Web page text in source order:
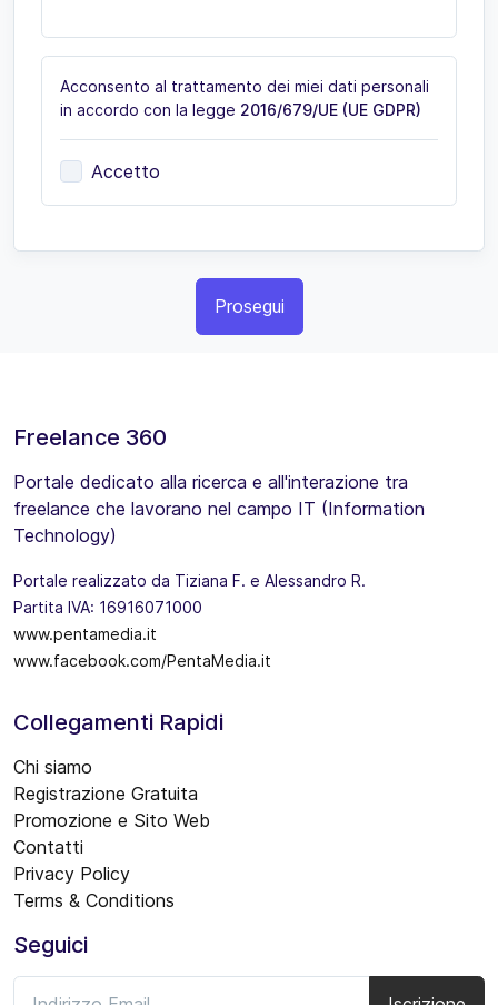
Acconsento al trattamento dei miei dati personali
in accordo con la legge 2016/679/UE (UE GDPR)
Accetto
Prosegui
Freelance 360
Portale dedicato alla ricerca e all'interazione tra
freelance che lavorano nel campo IT (Information
Technology)
Portale realizzato da Tiziana F. e Alessandro R.
Partita IVA: 16916071000
www.pentamedia.it
www.facebook.com/PentaMedia.it
Collegamenti Rapidi
Chi siamo
Registrazione Gratuita
Promozione e Sito Web
Contatti
Privacy Policy
Terms & Conditions
Seguici